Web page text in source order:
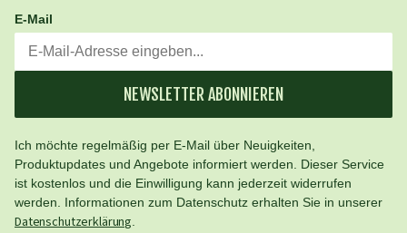
E-Mail
NEWSLETTER ABONNIEREN
Ich möchte regelmäßig per E-Mail über Neuigkeiten,
Produktupdates und Angebote informiert werden. Dieser Service
ist kostenlos und die Einwilligung kann jederzeit widerrufen
werden. Informationen zum Datenschutz erhalten Sie in unserer
Datenschutzerklärung.